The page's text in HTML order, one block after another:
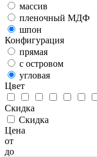
массив
пленочный МДФ
шпон
Конфигурация
прямая
с островом
угловая
Цвет
Скидка
Скидка
Цена
от
до